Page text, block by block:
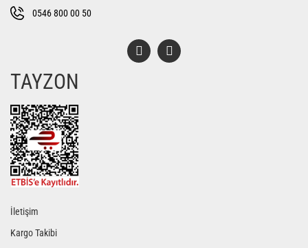
Bu ürüne benzer farklı alternatifler olmalı.
0546 800 00 50
TAYZON
İletişim
Kargo Takibi